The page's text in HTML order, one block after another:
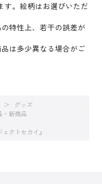
す。絵柄はお選びいただ
特性上、若干の誤差が
は多少異なる場合がご
グッズ
・新商品
ェクトセカイ』